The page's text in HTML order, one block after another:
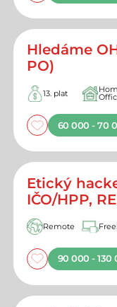
Hledáme
PO)
13. plat
60 000 - 70
Etický
IČO/HPP,
Remote
90 000 - 130